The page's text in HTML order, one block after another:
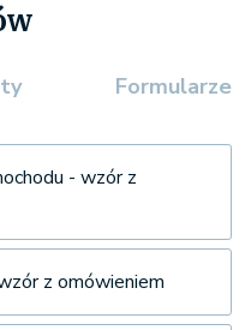
Formularze
- wzór z
z omówieniem